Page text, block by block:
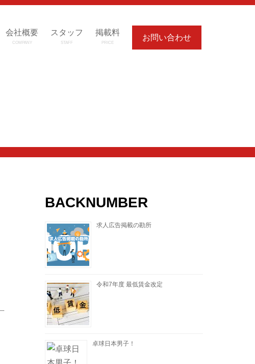
会社概要
COMPANY
スタッフ
STAFF
掲載料
PRICE
お問い合わせ
BACKNUMBER
求人広告掲載の勘所
令和7年度 最低賃金改定
卓球日本男子！